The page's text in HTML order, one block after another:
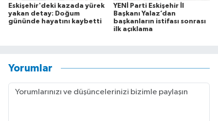
Eskişehir'deki kazada yürek
yakan detay: Doğum
gününde hayatını kaybetti
YENİ Parti Eskişehir İl
Başkanı Yalaz’dan
başkanların istifası sonrası
ilk açıklama
Yorumlar